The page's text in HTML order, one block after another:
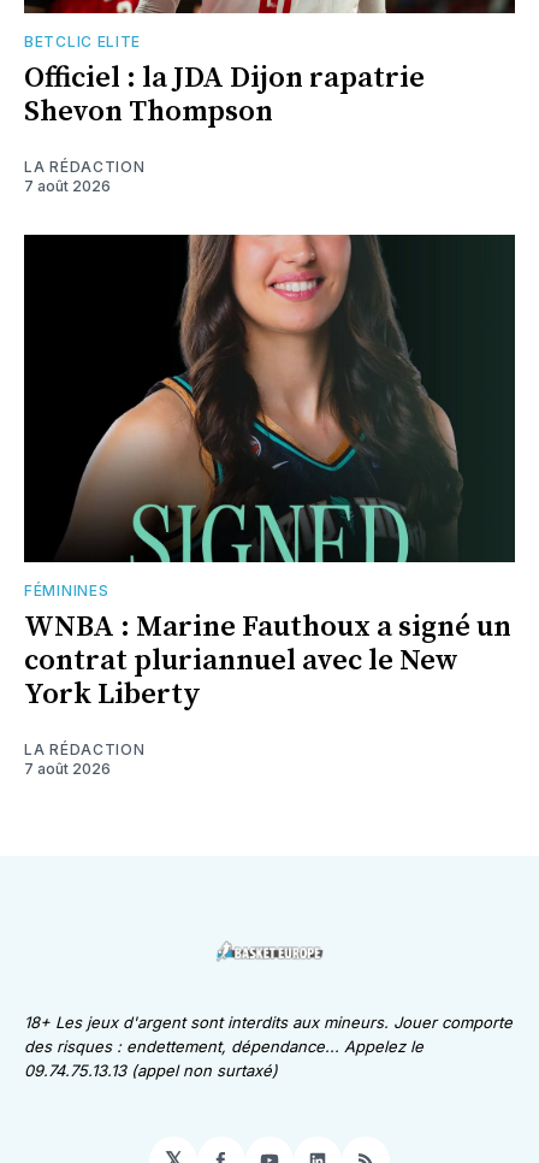
BETCLIC ELITE
Officiel : la JDA Dijon rapatrie
Shevon Thompson
LA RÉDACTION
7 août 2026
FÉMININES
WNBA : Marine Fauthoux a signé un
contrat pluriannuel avec le New
York Liberty
LA RÉDACTION
7 août 2026
18+ Les jeux d'argent sont interdits aux mineurs. Jouer comporte
des risques : endettement, dépendance... Appelez le
09.74.75.13.13 (appel non surtaxé)